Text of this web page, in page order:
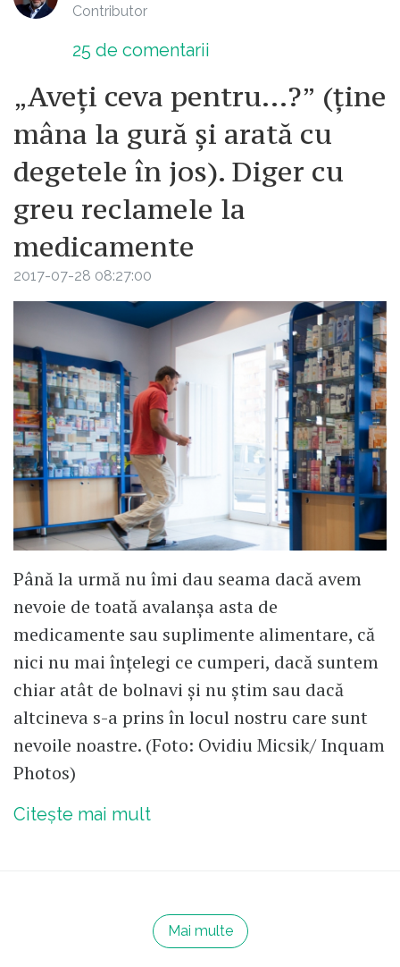
Contributor
25 de comentarii
„Aveți ceva pentru...?” (ține
mâna la gură și arată cu
degetele în jos). Diger cu
greu reclamele la
medicamente
2017-07-28 08:27:00
Până la urmă nu îmi dau seama dacă avem
nevoie de toată avalanșa asta de
medicamente sau suplimente alimentare, că
nici nu mai înțelegi ce cumperi, dacă suntem
chiar atât de bolnavi și nu știm sau dacă
altcineva s-a prins în locul nostru care sunt
nevoile noastre. (Foto: Ovidiu Micsik/ Inquam
Photos)
Citește mai mult
Mai multe